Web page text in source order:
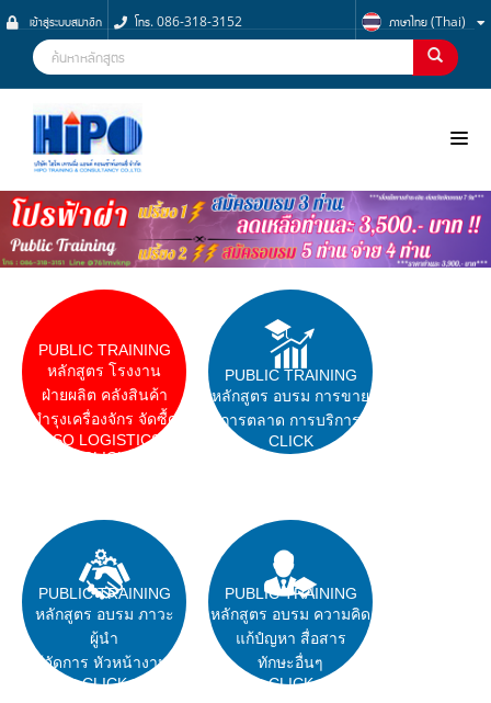
เข้าสู่ระบบสมาชิก โทร. 086-318-3152 ภาษาไทย (Thai)
NOO
PUBLIC TRAINING
หลักสูตร โรงงาน
ฝ่ายผลิต คลังสินค้า
บำรุงเครื่องจักร จัดซื้ด
ISO LOGISTICS
CLICK
PUBLIC TRAINING
หลักสูตร อบรม การขาย
การตลาด การบริการ
CLICK
PUBLIC TRAINING
หลักสูตร อบรม ภาวะ
ผู้นำ
ผู้จัดการ หัวหน้างาน
CLICK
PUBLIC TRAINING
หลักสูตร อบรม ความคิด
แก้ปํญหา สื่อสาร
ทักษะอื่นๆ
CLICK